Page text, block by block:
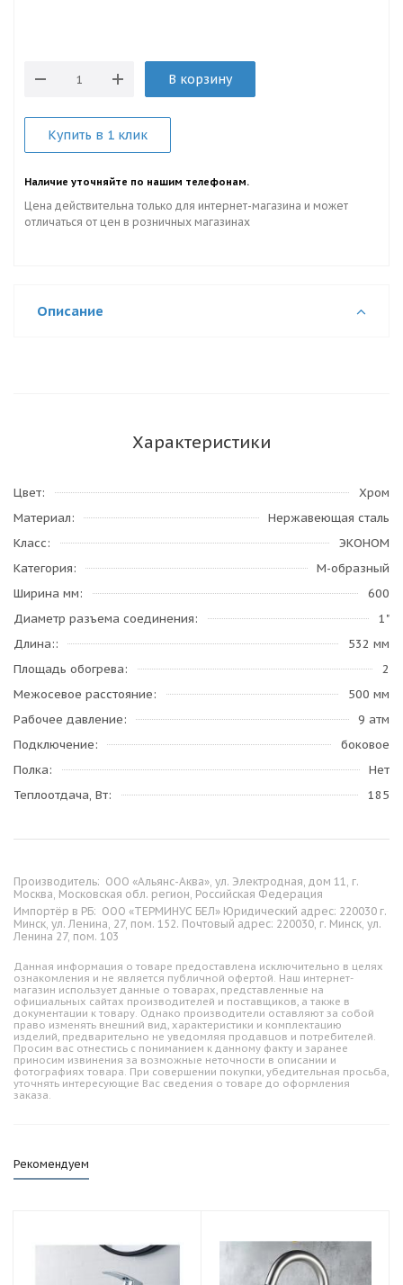
В корзину
Купить в 1 клик
Наличие уточняйте по нашим телефонам.
Цена действительна только для интернет-магазина и может
отличаться от цен в розничных магазинах
Описание
Характеристики
Цвет
Хром
Материал
Нержавеющая сталь
Класс
ЭКОНОМ
Категория
М-образный
Ширина мм
600
Диаметр разъема соединения
1"
Длина:
532 мм
Площадь обогрева
2
Межосевое расстояние
500 мм
Рабочее давление
9 атм
Подключение
боковое
Полка
Нет
Теплоотдача, Вт
185
Производитель: ООО «Альянс-Аква», ул. Электродная, дом 11, г.
Москва, Московская обл. регион, Российская Федерация
Импортёр в РБ: ООО «ТЕРМИНУС БЕЛ» Юридический адрес: 220030 г.
Минск, ул. Ленина, 27, пом. 152. Почтовый адрес: 220030, г. Минск, ул.
Ленина 27, пом. 103
Данная информация о товаре предоставлена исключительно в целях
ознакомления и не является публичной офертой. Наш интернет-
магазин использует данные о товарах, представленные на
официальных сайтах производителей и поставщиков, а также в
документации к товару. Однако производители оставляют за собой
право изменять внешний вид, характеристики и комплектацию
изделий, предварительно не уведомляя продавцов и потребителей.
Просим вас отнестись с пониманием к данному факту и заранее
приносим извинения за возможные неточности в описании и
фотографиях товара. При совершении покупки, убедительная просьба,
уточнять интересующие Вас сведения о товаре до оформления
заказа.
Рекомендуем